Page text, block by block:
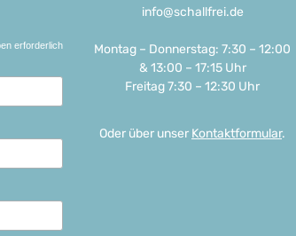
erforderlich
info@schallfrei.de
Montag – Donnerstag: 7:30 – 12:00
& 13:00 – 17:15 Uhr
Freitag 7:30 – 12:30 Uhr
Oder über unser Kontaktformular.